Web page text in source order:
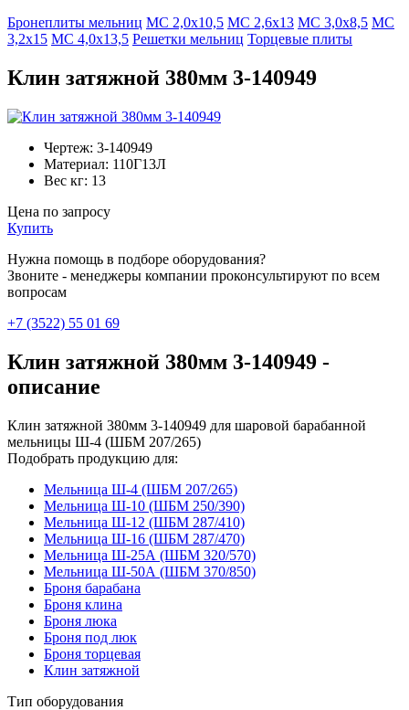
Бронеплиты мельниц МС 2,0х10,5 МС 2,6х13 МС 3,0х8,5 МС
3,2х15 МС 4,0х13,5 Решетки мельниц Торцевые плиты
Клин затяжной 380мм 3-140949
Чертеж: 3-140949
Материал: 110Г13Л
Вес кг: 13
Цена по запросу
Купить
Нужна помощь в подборе оборудования?
Звоните - менеджеры компании проконсультируют по всем
вопросам
+7 (3522) 55 01 69
Клин затяжной 380мм 3-140949 -
описание
Клин затяжной 380мм 3-140949 для шаровой барабанной
мельницы Ш-4 (ШБМ 207/265)
Подобрать продукцию для:
Мельница Ш-4 (ШБМ 207/265)
Мельница Ш-10 (ШБМ 250/390)
Мельница Ш-12 (ШБМ 287/410)
Мельница Ш-16 (ШБМ 287/470)
Мельница Ш-25А (ШБМ 320/570)
Мельница Ш-50А (ШБМ 370/850)
Броня барабана
Броня клина
Броня люка
Броня под люк
Броня торцевая
Клин затяжной
Тип оборудования